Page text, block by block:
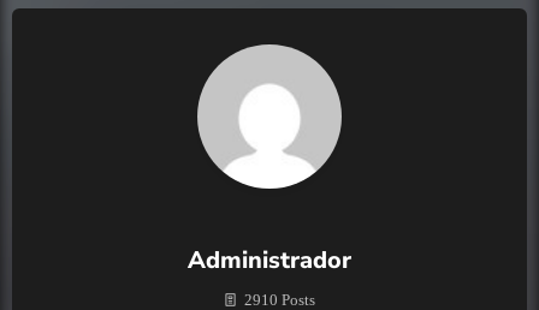
Administrador
2910 Posts